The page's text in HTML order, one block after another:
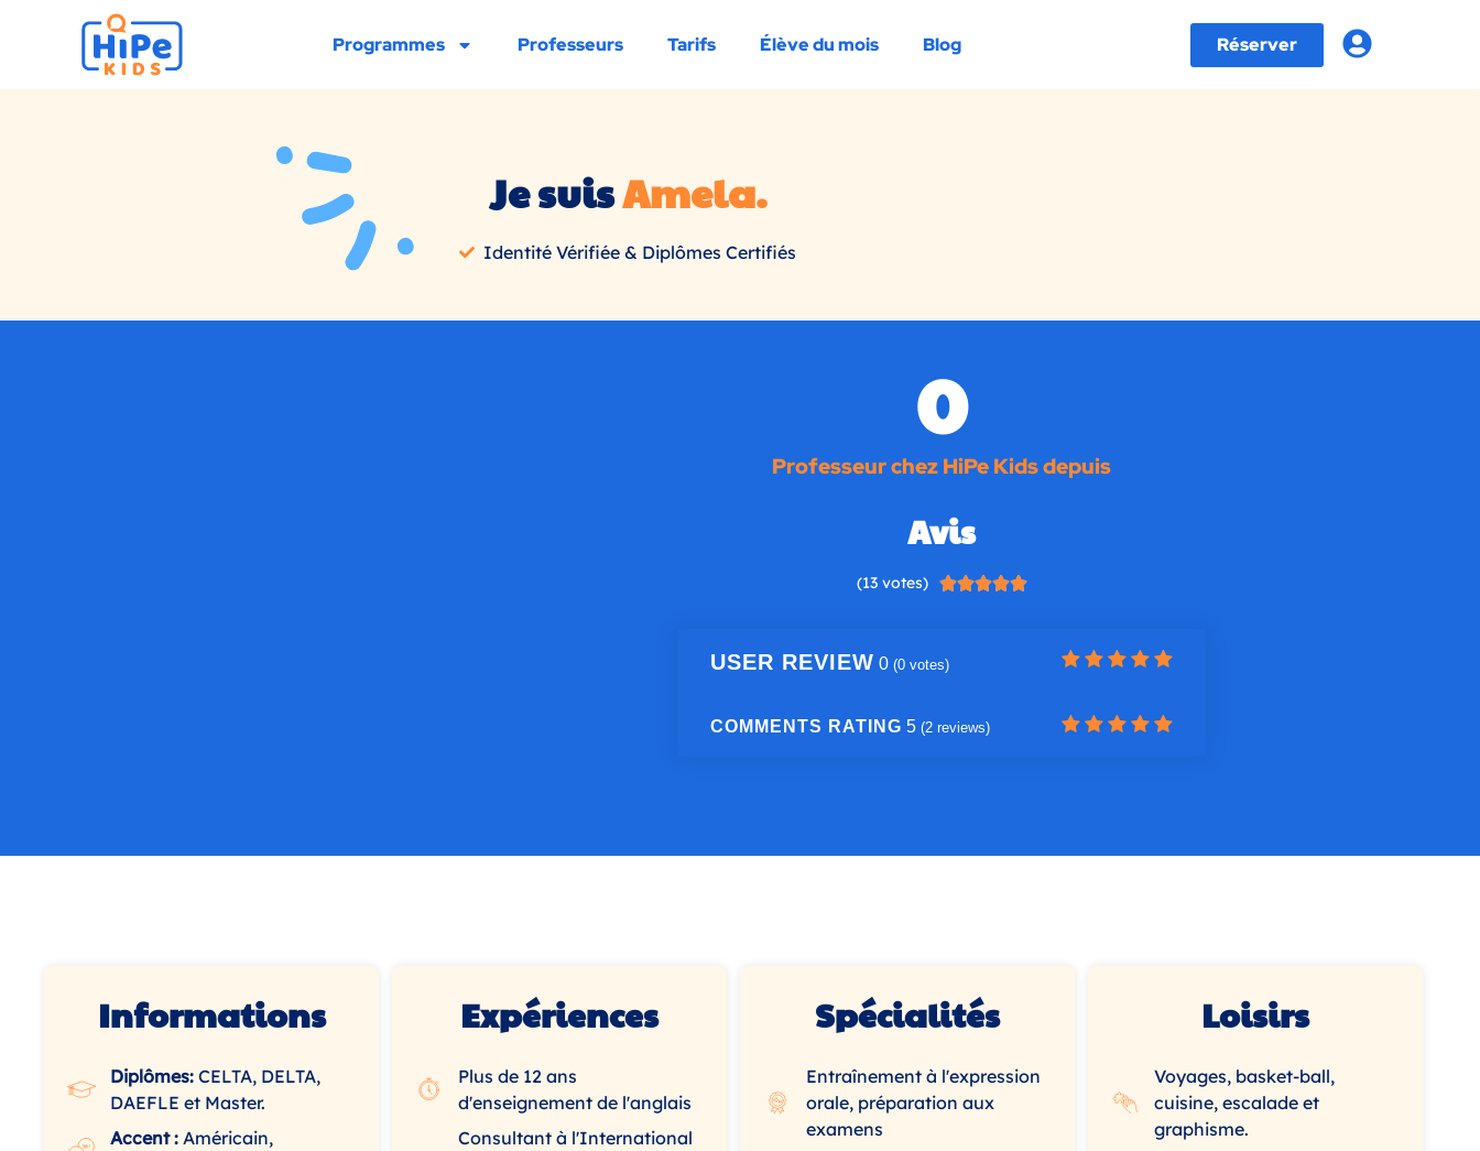
Programmes Professeurs Tarifs Élève du mois Blog Réserver
Je suisAmela.
Identité Vérifiée & Diplômes Certifiés
Professeur chez HiPe Kids depuis
0
Avis
(13 votes) 
USER REVIEW 0 (0votes)
COMMENTS RATING 5 (2reviews)
Informations
Diplômes: CELTA, DELTA,
DAEFLE et Master.
Accent : Américain,
Expériences
Plus de 12 ans
d'enseignement de l'anglais
Consultant à l'International
Spécialités
Entraînement à l'expression
orale, préparation aux
examens
Loisirs
Voyages, basket-ball,
cuisine, escalade et
graphisme.